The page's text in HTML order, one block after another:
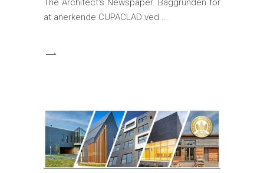
The Architect's Newspaper. Baggrunden for
at anerkende CUPACLAD ved